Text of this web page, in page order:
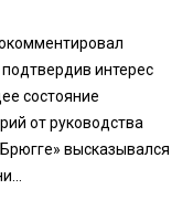
интерес
состояние
от руководства
высказывался